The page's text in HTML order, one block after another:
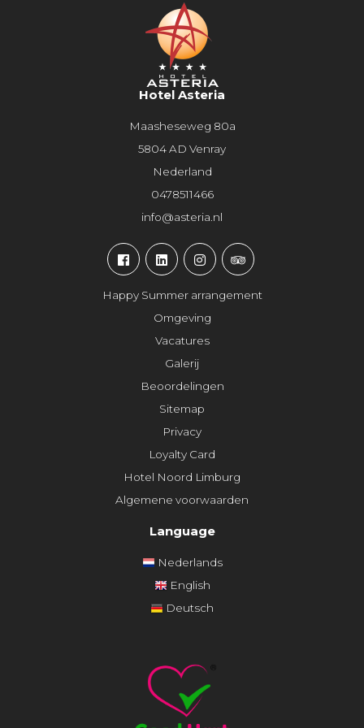
Hotel Asteria
Maasheseweg 80a
5804 AD Venray
Nederland
0478511466
info@asteria.nl
Happy Summer arrangement
Omgeving
Vacatures
Galerij
Beoordelingen
Sitemap
Privacy
Loyalty Card
Hotel Noord Limburg
Algemene voorwaarden
Language
Nederlands
English
Deutsch